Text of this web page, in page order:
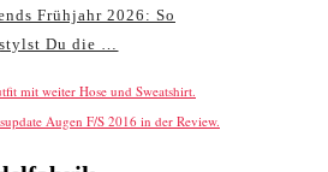
Frühjahr 2026: So
stylst Du die …
mit weiter Hose und Sweatshirt.
Augen F/S 2016 in der Review.